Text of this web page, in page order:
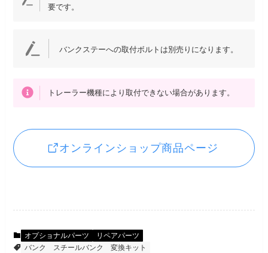
要です。
バンクステーへの取付ボルトは別売りになります。
トレーラー機種により取付できない場合があります。
オンラインショップ商品ページ
オプショナルパーツ
リペアパーツ
バンク
スチールバンク 変換キット